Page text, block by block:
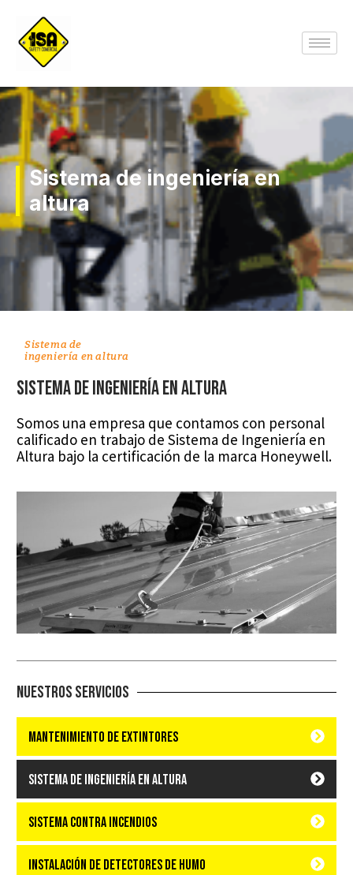
Sistema de ingeniería en
altura
Nuestros Servicios
Mantenimiento de Extintores
Sistema de ingeniería en altura
Sistema contra incendios
Instalación de detectores de humo
Sistema de
ingeniería en altura
SISTEMA DE INGENIERÍA EN ALTURA
Somos una empresa que contamos con personal
calificado en trabajo de Sistema de Ingeniería en
Altura bajo la certificación de la marca Honeywell.